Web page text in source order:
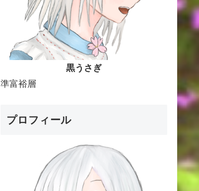
黒うさぎ
準富裕層
プロフィール